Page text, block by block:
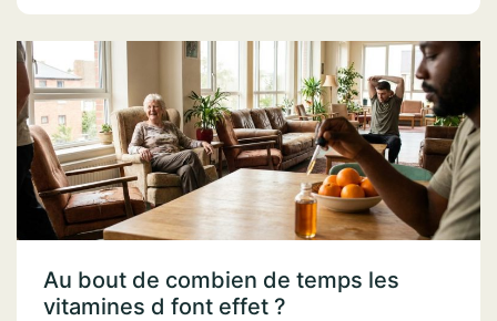
Au bout de combien de temps les
vitamines d font effet ?